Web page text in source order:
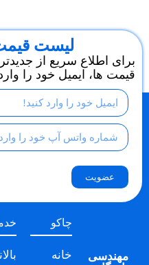
لیست
برای اطلاع سریع از
قیمت ها، ایمیل خود را
عضویت
مهندسی
چاکو
خانه